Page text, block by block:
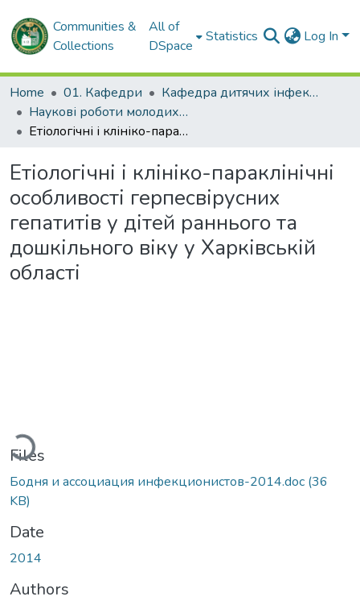
Communities &
Collections
All of
DSpace
Statistics Log In
Home 01. Кафедри
Кафедра дитячих інфекційних хвороб
Наукові роботи молодих дослідників. Кафедра дитячих інфекційних хвороб
Етіологічні і клініко-параклінічні особливості герпесвірусних гепатитів у дітей раннього та дошкільного віку у Харківській області
Етіологічні і клініко-параклінічні
особливості герпесвірусних
гепатитів у дітей раннього та
дошкільного віку у Харківській
області
Files
Бодня и ассоциация инфекционистов-2014.doc (36
KB)
Date
2014
Authors